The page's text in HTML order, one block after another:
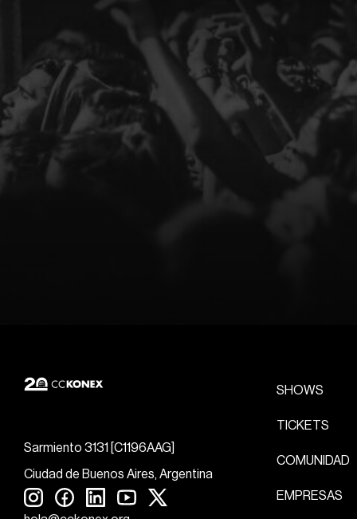
Sarmiento 3131 [C1196AAG]
Ciudad de Buenos Aires, Argentina
SHOWS
TICKETS
COMUNIDAD
EMPRESAS